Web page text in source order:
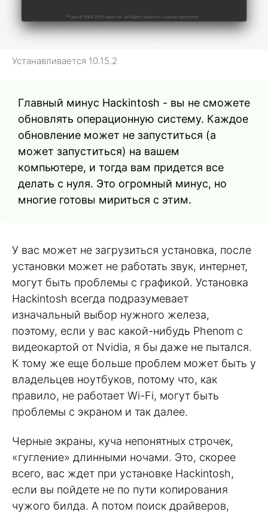
Устанавливается 10.15.2
Главный минус Hackintosh - вы не сможете
обновлять операционную систему. Каждое
обновление может не запуститься (а
может запуститься) на вашем
компьютере, и тогда вам придется все
делать с нуля. Это огромный минус, но
многие готовы мириться с этим.
У вас может не загрузиться установка, после
установки может не работать звук, интернет,
могут быть проблемы с графикой. Установка
Hackintosh всегда подразумевает
изначальный выбор нужного железа,
поэтому, если у вас какой-нибудь Phenom с
видеокартой от Nvidia, я бы даже не пытался.
К тому же еще больше проблем может быть у
владельцев ноутбуков, потому что, как
правило, не работает Wi-Fi, могут быть
проблемы с экраном и так далее.
Черные экраны, куча непонятных строчек,
«гугление» длинными ночами. Это, скорее
всего, вас ждет при установке Hackintosh,
если вы пойдете не по пути копирования
чужого билда. А потом поиск драйверов,